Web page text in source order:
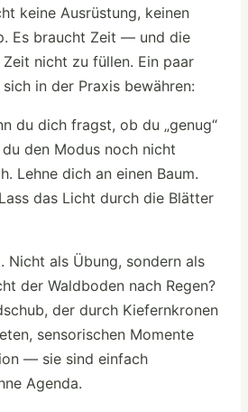
keine Ausrüstung, keinen
Es braucht Zeit — und die
nicht zu füllen. Ein paar
in der Praxis bewähren:
du dich fragst, ob du „genug“
den Modus noch nicht
Lehne dich an einen Baum.
das Licht durch die Blätter
Nicht als Übung, sondern als
der Waldboden nach Regen?
der durch Kiefernkronen
sensorischen Momente
— sie sind einfach
Agenda.